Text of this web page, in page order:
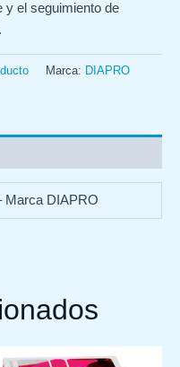
y el seguimiento de
Marca: DIAPRO
Marca DIAPRO